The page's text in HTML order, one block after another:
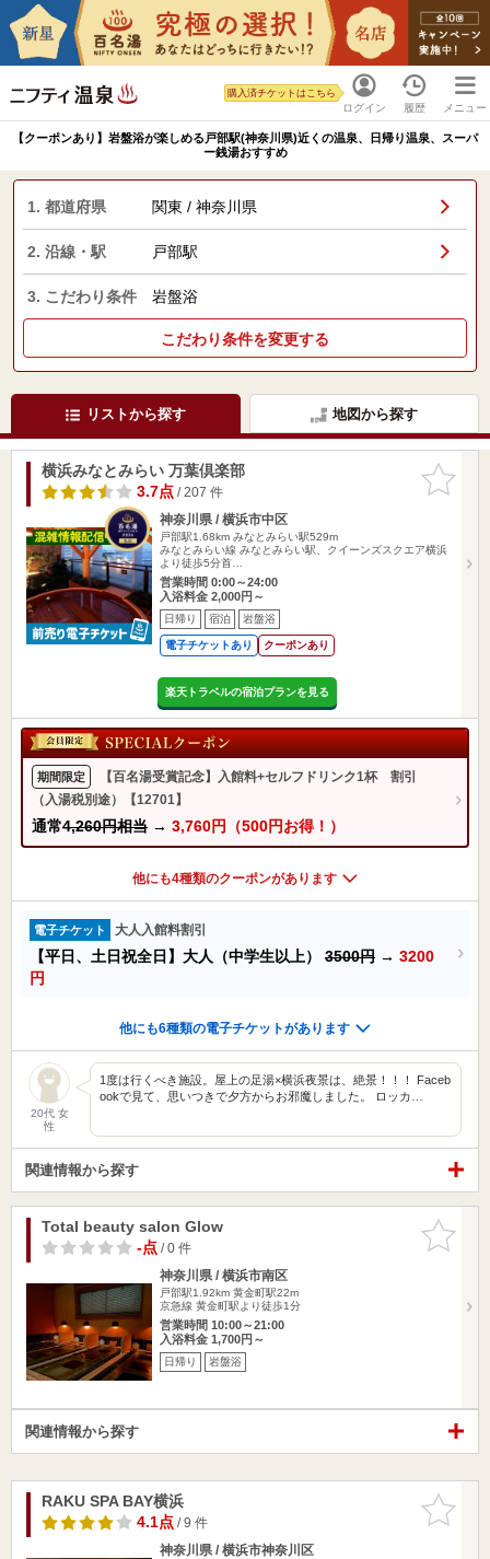
ログイン
購入済チケットはこちら
履歴 メニュー
【クーポンあり】岩盤浴が楽しめる戸部駅(神奈川県)近くの温泉、日帰り温泉、スーパ
ー銭湯おすすめ
1. 都道府県 関東 / 神奈川県
2. 沿線・駅 戸部駅
3. こだわり条件 岩盤浴
こだわり条件を変更する
リストから探す 地図から探す
お気に入
りに追加
横浜みなとみらい 万葉倶楽部
3.7点/ 207 件
神奈川県 / 横浜市中区
戸部駅1.68km みなとみらい駅529m
みなとみらい線 みなとみらい駅、クイーンズスクエア横浜
より徒歩5分首…
営業時間 0:00～24:00
入浴料金 2,000円～
日帰り 宿泊 岩盤浴
電子チケットあり クーポンあり
楽天トラベルの宿泊プランを見る
期間限定
【百名湯受賞記念】入館料+セルフドリンク1杯 割引
（入湯税別途）【12701】
通常4,260円相当 → 3,760円（500円お得！）
他にも4種類のクーポンがあります
電子チケット 大人入館料割引
【平日、土日祝全日】大人（中学生以上） 3500円 → 3200
円
他にも6種類の電子チケットがあります
20代 女
性
1度は行くべき施設。屋上の足湯×横浜夜景は、絶景！！！ Faceb
ookで見て、思いつきで夕方からお邪魔しました。 ロッカ…
関連情報から探す
お気に入
りに追加
Total beauty salon Glow
-点/ 0 件
神奈川県 / 横浜市南区
戸部駅1.92km 黄金町駅22m
京急線 黄金町駅より徒歩1分
営業時間 10:00～21:00
入浴料金 1,700円～
日帰り 岩盤浴
関連情報から探す
お気に入
りに追加
RAKU SPA BAY横浜
4.1点/ 9 件
神奈川県 / 横浜市神奈川区